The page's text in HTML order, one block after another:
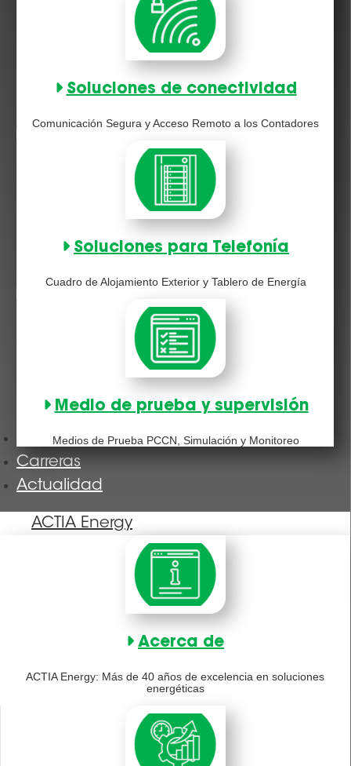
Soluciones de conectividad
Comunicación Segura y Acceso Remoto a los Contadores
Soluciones para Telefonía
Cuadro de Alojamiento Exterior y Tablero de Energía
Medio de prueba y supervisión
Medios de Prueba PCCN, Simulación y Monitoreo
Nuestras formaciones
Carreras
Actualidad
ACTIA Energy
Acerca de
ACTIA Energy: Más de 40 años de excelencia en soluciones
energéticas